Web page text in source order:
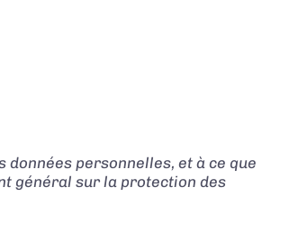
données personnelles, et à ce que
général sur la protection des